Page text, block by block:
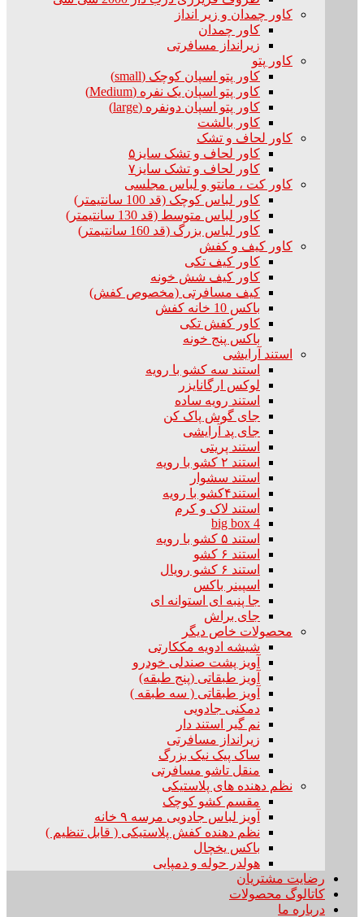
کاور چمدان و زیر انداز
کاور چمدان
زیرانداز مسافرتی
کاور پتو
کاور پتو اسپان کوچک (small)
کاور پتو اسپان یک نفره (Medium)
کاور پتو اسپان دونفره (large)
کاور بالشت
کاور لحاف و تشک
کاور لحاف و تشک سایز۵
کاور لحاف و تشک سایز۷
کاور کت ، مانتو و لباس مجلسی
کاور لباس کوچک (قد 100 سانتیمتر)
کاور لباس متوسط (قد 130 سانتیمتر)
کاور لباس بزرگ (قد 160 سانتیمتر)
کاور کیف و کفش
کاور کیف تکی
کاور کیف شش خونه
کیف مسافرتی (مخصوص کفش)
باکس 10 خانه کفش
کاور کفش تکی
باکس پنج خونه
استند آرایشی
استند سه کشو با رویه
لوکس ارگانایزر
استند رویه ساده
جای گوش پاک کن
جای پد آرایشی
استند پریتی
استند ۲ کشو با رویه
استند سشوار
استند۴کشو با رویه
استند لاک و کرم
big box 4
استند ۵ کشو با رویه
استند ۶ کشو
استند ۶ کشو رویال
اسپینر باکس
جا پنبه ای استوانه ای
جای براش
محصولات خاص دیگر
شیشه ادویه مککارتی
آویز پشت صندلی خودرو
آویز طبقاتی (پنج طبقه)
آویز طبقاتی ( سه طبقه )
دمکنی جادویی
نم گیر استند دار
زیرانداز مسافرتی
ساک پیک نیک بزرگ
منقل تاشو مسافرتی
نظم دهنده های پلاستیکی
مقسم کشو کوچک
آویز لباس جادویی مرسه ۹ خانه
نظم دهنده کفش پلاستیکی ( قابل تنظیم )
باکس یخچال
هولدر حوله و دمپایی
رضایت مشتریان
کاتالوگ محصولات
درباره ما